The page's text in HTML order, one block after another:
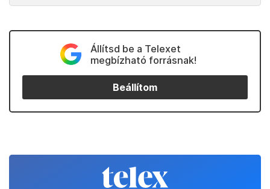
Állítsd be a Telexet
megbízható forrásnak!
Beállítom